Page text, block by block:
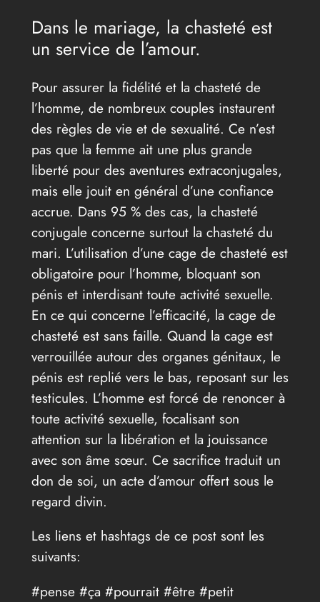
Dans le mariage, la chasteté est
un service de l’amour.
Pour assurer la fidélité et la chasteté de
l’homme, de nombreux couples instaurent
des règles de vie et de sexualité. Ce n’est
pas que la femme ait une plus grande
liberté pour des aventures extraconjugales,
mais elle jouit en général d’une confiance
accrue. Dans 95 % des cas, la chasteté
conjugale concerne surtout la chasteté du
mari. L’utilisation d’une cage de chasteté est
obligatoire pour l’homme, bloquant son
pénis et interdisant toute activité sexuelle.
En ce qui concerne l’efficacité, la cage de
chasteté est sans faille. Quand la cage est
verrouillée autour des organes génitaux, le
pénis est replié vers le bas, reposant sur les
testicules. L’homme est forcé de renoncer à
toute activité sexuelle, focalisant son
attention sur la libération et la jouissance
avec son âme sœur. Ce sacrifice traduit un
don de soi, un acte d’amour offert sous le
regard divin.
Les liens et hashtags de ce post sont les
suivants:
#pense #ça #pourrait #être #petit